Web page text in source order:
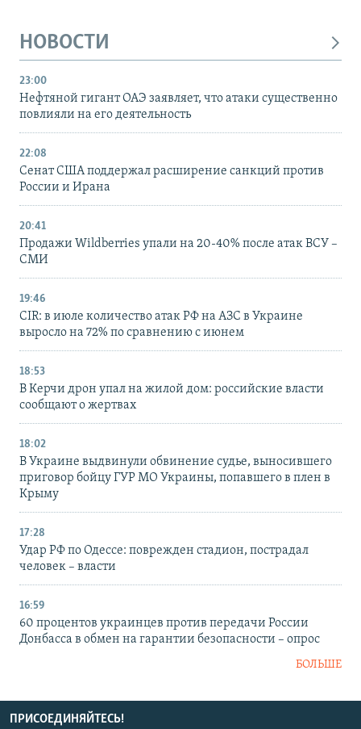
НОВОСТИ
23:00
Нефтяной гигант ОАЭ заявляет, что атаки существенно
повлияли на его деятельность
22:08
Сенат США поддержал расширение санкций против
России и Ирана
20:41
Продажи Wildberries упали на 20-40% после атак ВСУ –
СМИ
19:46
CIR: в июле количество атак РФ на АЗС в Украине
выросло на 72% по сравнению с июнем
18:53
В Керчи дрон упал на жилой дом: российские власти
сообщают о жертвах
18:02
В Украине выдвинули обвинение судье, выносившего
приговор бойцу ГУР МО Украины, попавшего в плен в
Крыму
17:28
Удар РФ по Одессе: поврежден стадион, пострадал
человек – власти
16:59
60 процентов украинцев против передачи России
Донбасса в обмен на гарантии безопасности – опрос
БОЛЬШЕ
ПРИСОЕДИНЯЙТЕСЬ!